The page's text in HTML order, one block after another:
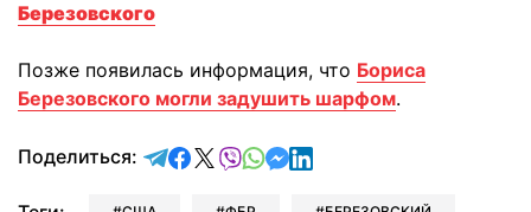
Березовского
Позже появилась информация, что Бориса
Березовского могли задушить шарфом.
Поделиться: отправить в Telegram
поделиться в Facebook
поделиться в X
отправить в Viber
отправить в Whatsapp
отправить в Messenger
отправить в LinkedIn